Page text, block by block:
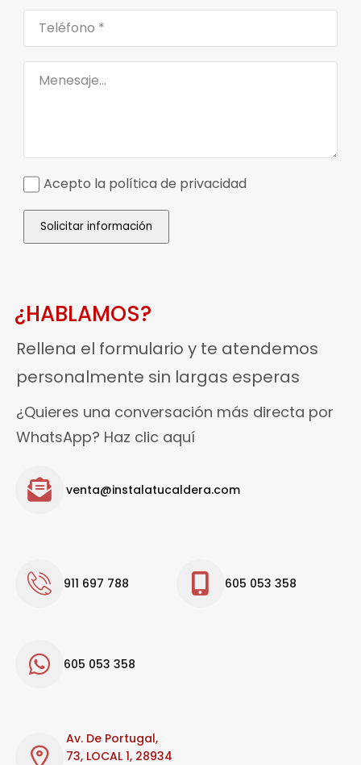
Acepto la política de privacidad
Solicitar información
¿HABLAMOS?
Rellena el formulario y te atendemos
personalmente sin largas esperas
¿Quieres una conversación más directa por
WhatsApp? Haz clic aquí
venta@instalatucaldera.com
911 697 788 605 053 358
605 053 358
Av. De Portugal,
73, LOCAL 1, 28934